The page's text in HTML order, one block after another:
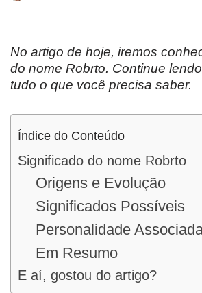
No artigo de hoje, iremos
do nome Robrto. Continue
tudo o que você precisa saber.
Índice do Conteúdo
Significado do nome Robrto
Origens e Evolução
Significados Possíveis
Personalidade
Em Resumo
E aí, gostou do artigo?